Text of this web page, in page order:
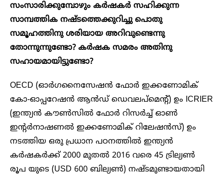
സംസാരിക്കുമ്പോഴും കർഷകർ സഹിക്കുന്ന
സാമ്പത്തിക നഷ്ടത്തെക്കുറിച്ചു പൊതു
സമൂഹത്തിനു ശരിയായ അറിവുണ്ടെന്നു
തോന്നുന്നുണ്ടോ? കർഷക സമരം അതിനു
സഹായമായിട്ടുണ്ടോ?
OECD (ഓർഗനൈസേഷൻ ഫോർ ഇക്കണോമിക്
കോ-ഓപ്പറേഷൻ ആൻഡ് ഡെവലപ്‌മെന്റ്) ഉം ICRIER
(ഇന്ത്യൻ കൗൺസിൽ ഫോർ റിസർച്ച് ഓൺ
ഇന്റർനാഷണൽ ഇക്കണോമിക് റിലേഷൻസ്) ഉം
നടത്തിയ ഒരു പ്രധാന പഠനത്തിൽ ഇന്ത്യൻ
കർഷകർക്ക് 2000 മുതൽ 2016 വരെ 45 ട്രില്യൺ
രൂപ യുടെ (USD 600 ബില്യൺ) നഷ്ടമുണ്ടായതായി